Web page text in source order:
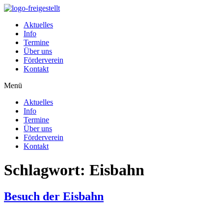
Zum
wechselnAktuelles
Info
Termine
Über uns
Förderverein
Kontakt
Menü
Aktuelles
Info
Termine
Über uns
Förderverein
Kontakt
Schlagwort: Eisbahn
Besuch der Eisbahn